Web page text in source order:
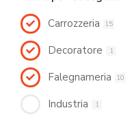
Carrozzeria 15
Decoratore 1
Falegnameria 10
Industria 1